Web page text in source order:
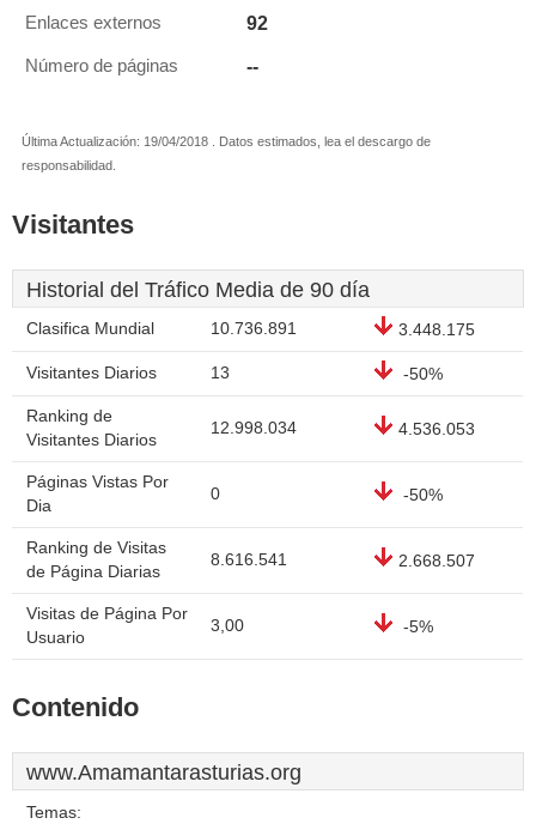
Enlaces externos 92
Número de páginas --
Última Actualización: 19/04/2018 . Datos estimados, lea el descargo de
responsabilidad.
Visitantes
Historial del Tráfico Media de 90 día
Clasifica Mundial 10.736.891 3.448.175
Visitantes Diarios 13 -50%
Ranking de
Visitantes Diarios
12.998.034 4.536.053
Páginas Vistas Por
Dia
0 -50%
Ranking de Visitas
de Página Diarias
8.616.541 2.668.507
Visitas de Página Por
Usuario
3,00 -5%
Contenido
www.Amamantarasturias.org
Temas: